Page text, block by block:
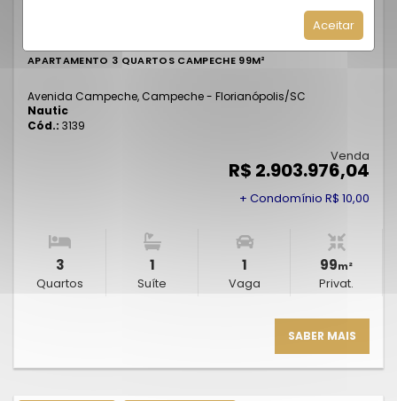
Aceitar
APARTAMENTO 3 QUARTOS CAMPECHE 99M²
Avenida Campeche, Campeche - Florianópolis/SC
Nautic
Cód.: 3139
Venda
R$ 2.903.976,04
+ Condomínio R$ 10,00
3
Quartos
1
Suíte
1
Vaga
99m²
Privat.
SABER MAIS